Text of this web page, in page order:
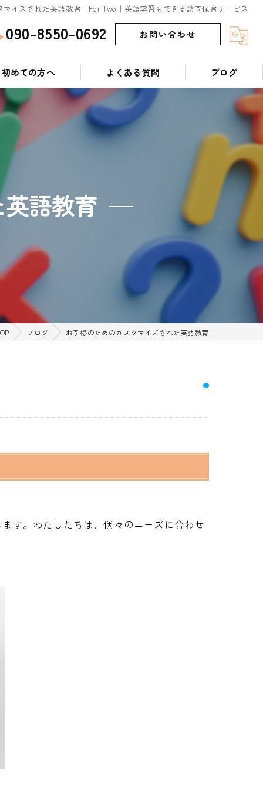
イズされた英語教育｜For Two｜英語学習もできる訪問保育サービス
090-8550-0692 お問い合わせ
初めての方へ よくある質問 ブログ
語教育
ブログ お子様のためのカスタマイズされた英語教育
す。わたしたちは、個々のニーズに合わせ